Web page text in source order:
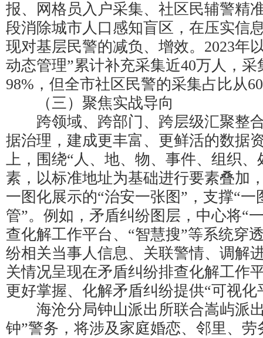
报、网格员入户采集、社区民辅警精
段消除城市人口感知盲区，在压实信
现对基层民警的减负、增效。2023年
动态管理”累计补充采集近40万人，采
98%，但全市社区民警的采集占比从
（三）聚焦实战导向
跨领域、跨部门、跨层级汇聚整
据治理，建成更丰富、更鲜活的数据
上，围绕“人、地、物、事件、组织、
素，以标准地址为基础进行要素叠加
一图化展示的“治安一张图”，支撑“一
管”。例如，矛盾纠纷图层，中心将“
查化解工作平台、“智慧搜”等系统穿
纷相关当事人信息、关联警情、调解
关情况呈现在矛盾纠纷排查化解工作
更好掌握、化解矛盾纠纷提供“可视化
海沧分局钟山派出所联合嵩屿派出
钟”警务，将涉及家庭婚恋、邻里、